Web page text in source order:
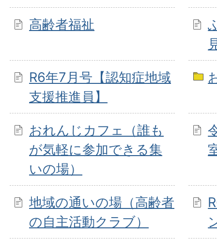
高齢者福祉
R6年7月号【認知症地域
支援推進員】
おれんじカフェ（誰も
が気軽に参加できる集
いの場）
地域の通いの場（高齢者
の自主活動クラブ）